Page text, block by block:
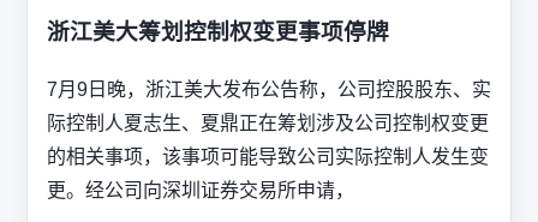
浙江美大筹划控制权变更事项停牌
7月9日晚，浙江美大发布公告称，公司控股股东、实
际控制人夏志生、夏鼎正在筹划涉及公司控制权变更
的相关事项，该事项可能导致公司实际控制人发生变
更。经公司向深圳证券交易所申请，